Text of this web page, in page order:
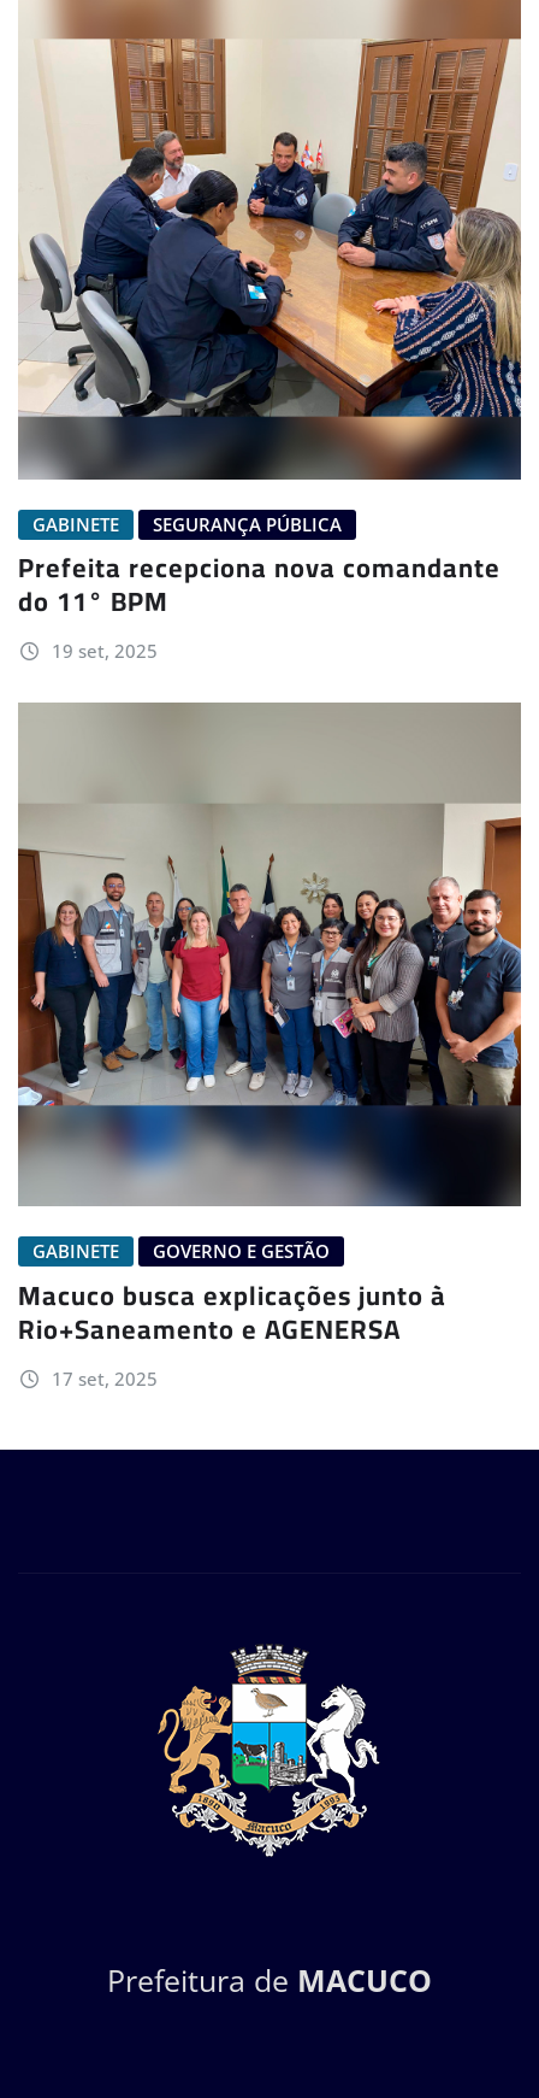
GABINETE SEGURANÇA PÚBLICA
Prefeita recepciona nova comandante
do 11° BPM
19 set, 2025
GABINETE GOVERNO E GESTÃO
Macuco busca explicações junto à
Rio+Saneamento e AGENERSA
17 set, 2025
Prefeitura de MACUCO